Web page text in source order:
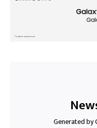
Generated by